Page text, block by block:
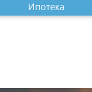
Ипотека